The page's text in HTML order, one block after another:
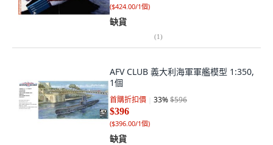
($424.00/1個)
缺貨
(1)
AFV CLUB 義大利海軍軍艦模型 1:350,
1個
首購折扣價 33%$596
$396
($396.00/1個)
缺貨